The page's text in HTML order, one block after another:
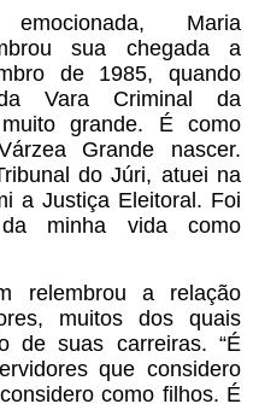
emocionada, Maria
sua chegada a
de 1985, quando
Vara Criminal da
grande. É como
Grande nascer.
do Júri, atuei na
a Justiça Eleitoral. Foi
minha vida como
relembrou a relação
muitos dos quais
de suas carreiras. “É
que considero
como filhos. É